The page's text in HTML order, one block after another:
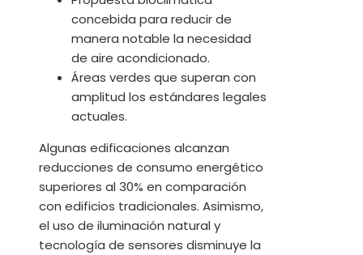
concebida para reducir de
manera notable la necesidad
de aire acondicionado.
Áreas verdes que superan con
amplitud los estándares legales
actuales.
Algunas edificaciones alcanzan
reducciones de consumo energético
superiores al 30% en comparación
con edificios tradicionales. Asimismo,
el uso de iluminación natural y
tecnología de sensores disminuye la